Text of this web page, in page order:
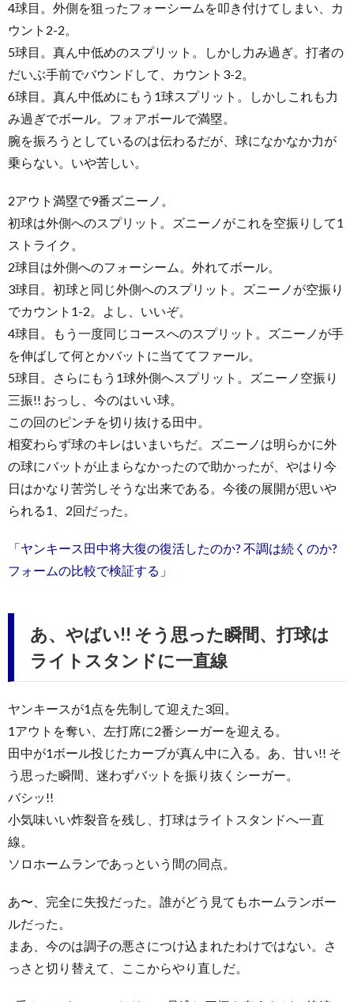
4球目。外側を狙ったフォーシームを叩き付けてしまい、カ
ウント2-2。
5球目。真ん中低めのスプリット。しかし力み過ぎ。打者の
だいぶ手前でバウンドして、カウント3-2。
6球目。真ん中低めにもう1球スプリット。しかしこれも力
み過ぎでボール。フォアボールで満塁。
腕を振ろうとしているのは伝わるだが、球になかなか力が
乗らない。いや苦しい。
2アウト満塁で9番ズニーノ。
初球は外側へのスプリット。ズニーノがこれを空振りして1
ストライク。
2球目は外側へのフォーシーム。外れてボール。
3球目。初球と同じ外側へのスプリット。ズニーノが空振り
でカウント1-2。よし、いいぞ。
4球目。もう一度同じコースへのスプリット。ズニーノが手
を伸ばして何とかバットに当ててファール。
5球目。さらにもう1球外側へスプリット。ズニーノ空振り
三振!! おっし、今のはいい球。
この回のピンチを切り抜ける田中。
相変わらず球のキレはいまいちだ。ズニーノは明らかに外
の球にバットが止まらなかったので助かったが、やはり今
日はかなり苦労しそうな出来である。今後の展開が思いや
られる1、2回だった。
「ヤンキース田中将大復の復活したのか? 不調は続くのか?
フォームの比較で検証する」
あ、やばい!! そう思った瞬間、打球は
ライトスタンドに一直線
ヤンキースが1点を先制して迎えた3回。
1アウトを奪い、左打席に2番シーガーを迎える。
田中が1ボール投じたカーブが真ん中に入る。あ、甘い!! そ
う思った瞬間、迷わずバットを振り抜くシーガー。
バシッ!!
小気味いい炸裂音を残し、打球はライトスタンドへ一直
線。
ソロホームランであっという間の同点。
あ〜、完全に失投だった。誰がどう見てもホームランボー
ルだった。
まあ、今のは調子の悪さにつけ込まれたわけではない。さ
っさと切り替えて、ここからやり直しだ。